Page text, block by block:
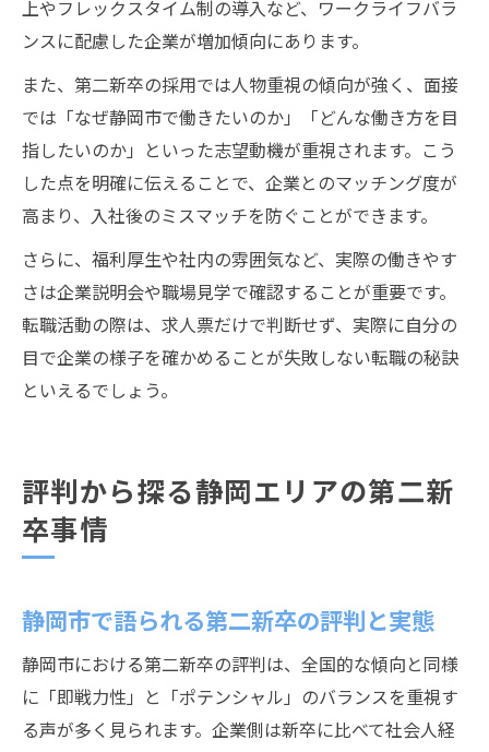
上やフレックスタイム制の導入など、ワークライフバラ
ンスに配慮した企業が増加傾向にあります。
また、第二新卒の採用では人物重視の傾向が強く、面接
では「なぜ静岡市で働きたいのか」「どんな働き方を目
指したいのか」といった志望動機が重視されます。こう
した点を明確に伝えることで、企業とのマッチング度が
高まり、入社後のミスマッチを防ぐことができます。
さらに、福利厚生や社内の雰囲気など、実際の働きやす
さは企業説明会や職場見学で確認することが重要です。
転職活動の際は、求人票だけで判断せず、実際に自分の
目で企業の様子を確かめることが失敗しない転職の秘訣
といえるでしょう。
評判から探る静岡エリアの第二新
卒事情
静岡市で語られる第二新卒の評判と実態
静岡市における第二新卒の評判は、全国的な傾向と同様
に「即戦力性」と「ポテンシャル」のバランスを重視す
る声が多く見られます。企業側は新卒に比べて社会人経